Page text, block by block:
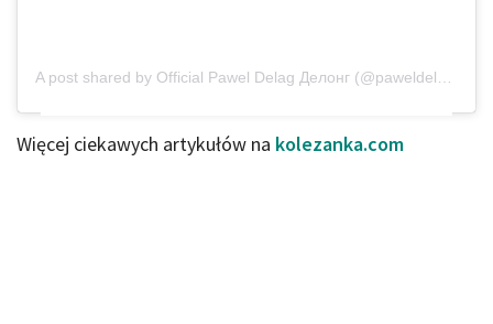
A post shared by Official Pawel Delag Делонг (@paweldelag) on
Więcej ciekawych artykułów na kolezanka.com